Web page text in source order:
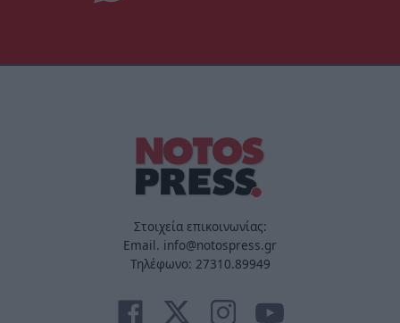
Στοιχεία επικοινωνίας:
Email. info@notospress.gr
Τηλέφωνο: 27310.89949